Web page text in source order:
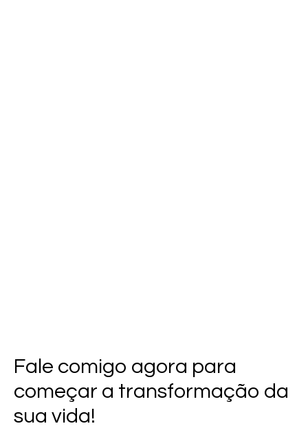
Fale comigo agora para
começar a transformação da
sua vida!